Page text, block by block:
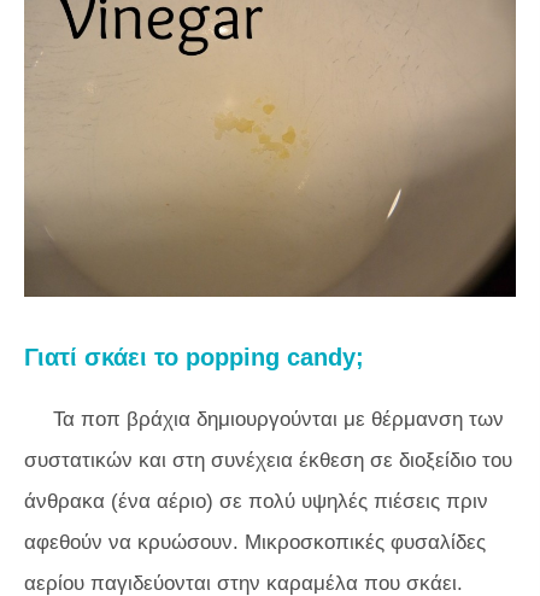
Γιατί σκάει το popping candy;
Τα ποπ βράχια δημιουργούνται με θέρμανση των
συστατικών και στη συνέχεια έκθεση σε διοξείδιο του
άνθρακα (ένα αέριο) σε πολύ υψηλές πιέσεις πριν
αφεθούν να κρυώσουν. Μικροσκοπικές φυσαλίδες
αερίου παγιδεύονται στην καραμέλα που σκάει.